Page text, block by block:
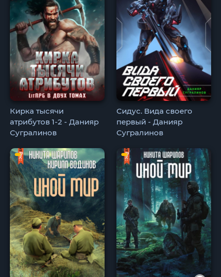
Кирка тысячи
атрибутов 1-2 - Данияр
Сугралинов
Сидус. Вида своего
первый - Данияр
Сугралинов